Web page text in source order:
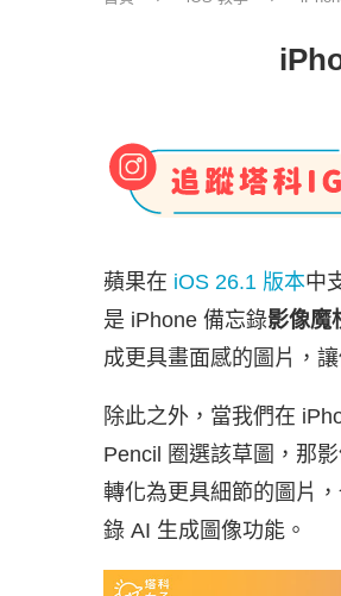
蘋果在 iOS 26.1 版本中
是 iPhone 備忘錄影像魔
成更具畫面感的圖片，
除此之外，當我們在
Pencil 圈選該草圖，那
轉化為更具細節的圖片
錄 AI 生成圖像功能。